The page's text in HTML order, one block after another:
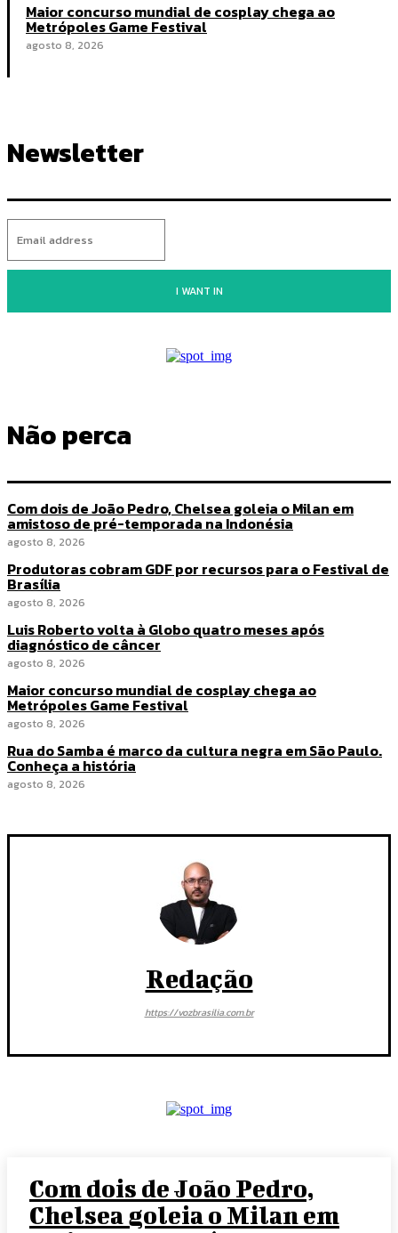
Maior concurso mundial de cosplay chega ao
Metrópoles Game Festival
agosto 8, 2026
Newsletter
I WANT IN
Não perca
Com dois de João Pedro, Chelsea goleia o Milan em
amistoso de pré-temporada na Indonésia
agosto 8, 2026
Produtoras cobram GDF por recursos para o Festival de
Brasília
agosto 8, 2026
Luis Roberto volta à Globo quatro meses após
diagnóstico de câncer
agosto 8, 2026
Maior concurso mundial de cosplay chega ao
Metrópoles Game Festival
agosto 8, 2026
Rua do Samba é marco da cultura negra em São Paulo.
Conheça a história
agosto 8, 2026
Redação
https://vozbrasilia.com.br
Com dois de João Pedro,
Chelsea goleia o Milan em